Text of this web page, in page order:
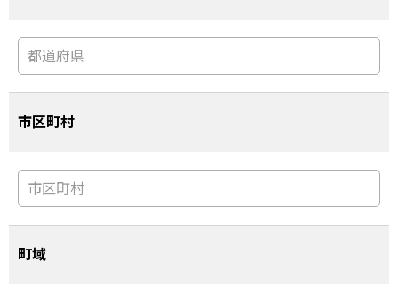
市区町村
町域